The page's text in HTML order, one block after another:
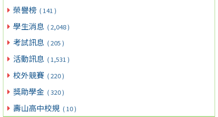
榮譽榜 ( 141 )
學生消息 ( 2,048 )
考試訊息 ( 205 )
活動訊息 ( 1,531 )
校外競賽 ( 220 )
獎助學金 ( 320 )
壽山高中校規 ( 10 )